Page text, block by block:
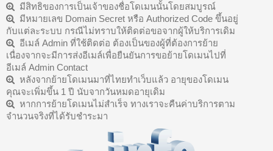
มีสิทธิของการเป็นเจ้าของชื่อโดเมนนั้นโดยสมบูรณ์
มีหมายเลข Domain Secret หรือ Authorized Code ขึ้นอยู่
กับแต่ละระบบ กรณีไม่ทราบให้ติดต่อขอจากผู้ให้บริการเดิม
อีเมล์ Admin ที่ใช้ติดต่อ ต้องเป็นของผู้ที่ต้องการย้าย
เนื่องจากจะมีการส่งอีเมล์เพื่อยืนยันการขอย้ายโดเมนไปที่
อีเมล์ Admin Contact
หลังจากย้ายโดเมนมาที่ไทยทำเว็บแล้ว อายุของโดเมน
คุณจะเพิ่มขึ้น 1 ปี นับจากวันหมดอายุเดิม
หากการย้ายโดเมนไม่สำเร็จ ทางเราจะคืนค่าบริการตาม
จำนวนจริงที่ได้รับชำระมา